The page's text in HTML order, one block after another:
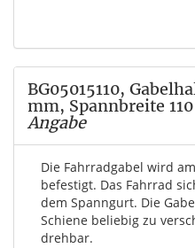
BG05015110,
mm, Spannbreite
Angabe
Die Fahrradgabel wird
befestigt. Das Fahrrad
dem Spanngurt. Die
Schiene beliebig zu
drehbar.